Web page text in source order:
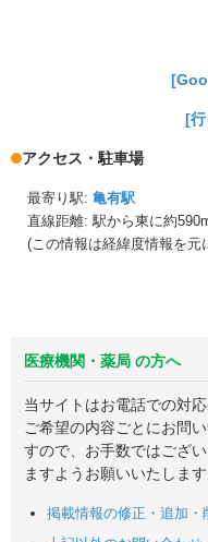
[行
アクセス・駐車場
最寄り駅: 亀有駅
直線距離: 駅から東に約
(この情報は経緯度情報を元
医療機関・薬局 の方へ
当サイトはお電話での対
ご希望の内容ごとにお問
すので、お手数ではござ
ますようお願いいたします
掲載情報の修正・追加